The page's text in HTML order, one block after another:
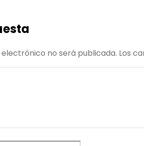
no será publicada. Los